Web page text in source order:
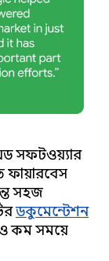
সফটওয়্যার
ফায়ারবেস
সহজ
ডকুমেন্টেশন
কম সময়ে